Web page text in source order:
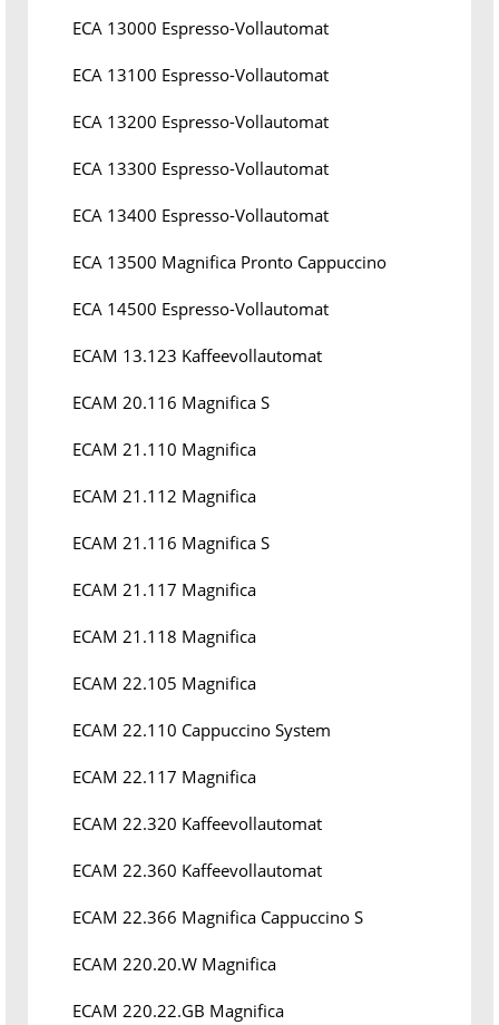
ECA 13000 Espresso-Vollautomat
ECA 13100 Espresso-Vollautomat
ECA 13200 Espresso-Vollautomat
ECA 13300 Espresso-Vollautomat
ECA 13400 Espresso-Vollautomat
ECA 13500 Magnifica Pronto Cappuccino
ECA 14500 Espresso-Vollautomat
ECAM 13.123 Kaffeevollautomat
ECAM 20.116 Magnifica S
ECAM 21.110 Magnifica
ECAM 21.112 Magnifica
ECAM 21.116 Magnifica S
ECAM 21.117 Magnifica
ECAM 21.118 Magnifica
ECAM 22.105 Magnifica
ECAM 22.110 Cappuccino System
ECAM 22.117 Magnifica
ECAM 22.320 Kaffeevollautomat
ECAM 22.360 Kaffeevollautomat
ECAM 22.366 Magnifica Cappuccino S
ECAM 220.20.W Magnifica
ECAM 220.22.GB Magnifica